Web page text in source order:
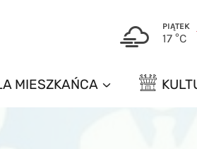
PIĄTEK
17 °C
MIESZKAŃCA